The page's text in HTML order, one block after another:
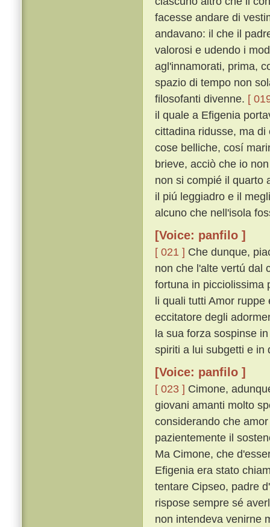
facesse andare di
andavano: il che il
valorosi e udendo i
agl'innamorati, prima,
spazio di tempo non
filosofanti divenne. [
il quale a Efigenia
cittadina ridusse, ma
cose belliche, cosí
brieve, acciò che io
non si compié il quarto
il piú leggiadro e il
alcuno che nell'isola
[Voice: panfilo ]
[ 021 ] Che dunque,
non che l'alte vertú dal
fortuna in picciolissima
li quali tutti Amor
eccitatore degli
la sua forza sospinse
spiriti a lui subgetti e in
[Voice: panfilo ]
[ 023 ] Cimone,
giovani amanti molto
considerando che
pazientemente il
Ma Cimone, che
Efigenia era stato
tentare Cipseo, padre
rispose sempre sé
non intendeva venirne